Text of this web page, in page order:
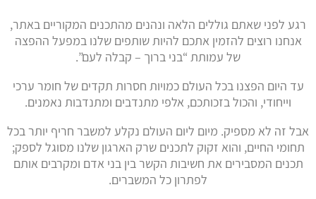
רגע לפני שאתם גוללים הלאה ונהנים מהתכנים המקוריים באתר,
אנחנו רוצים להזמין אתכם להיות שותפים שלנו במפעל ההפצה
של עמותת “בני ברוך – קבלה לעם”.
עד היום הפצנו בכל העולם כמויות חסרות תקדים של חומר ערכי
וייחודי, והכול בזכותכם, אלפי מתנדבים ומתנדבות נאמנים.
אבל זה לא מספיק. מיום ליום העולם נקלע למשבר חריף יותר בכל
תחומי החיים, והוא זקוק לתכנים שרק הארגון שלנו מסוגל לספק;
תכנים המסבירים את חשיבות הקשר בין בני אדם ומקרבים אותם
לפתרון כל המשברים.